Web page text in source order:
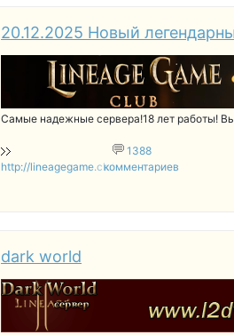
20.12.2025 Новый
Cамые надежные сервера!18 лет работы!
http://lineagegame.club
1388
комментариев
dark world